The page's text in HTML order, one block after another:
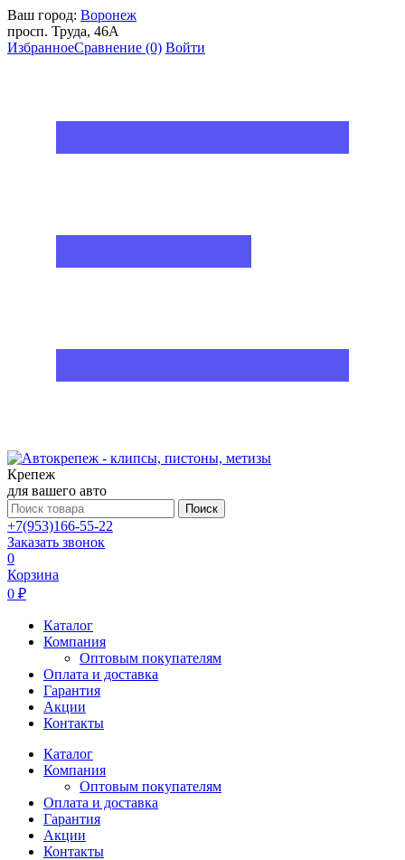
Ваш город: Воронеж
просп. Труда, 46А
ИзбранноеСравнение (0) Войти
Крепеж
для вашего авто
Поиск
+7(953)166-55-22
Заказать звонок
0
Корзина
0 ₽
Каталог
Компания
Оптовым покупателям
Оплата и доставка
Гарантия
Акции
Контакты
Каталог
Компания
Оптовым покупателям
Оплата и доставка
Гарантия
Акции
Контакты